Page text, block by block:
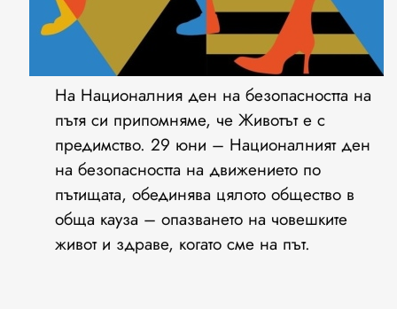
На Националния ден на безопасността на
пътя си припомняме, че Животът е с
предимство. 29 юни – Националният ден
на безопасността на движението по
пътищата, обединява цялото общество в
обща кауза – опазването на човешките
живот и здраве, когато сме на път.